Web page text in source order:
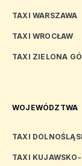
TAXI WARSZAWA
TAXI WROCŁAW
TAXI ZIELONA
WOJEWÓDZTWA
TAXI
TAXI